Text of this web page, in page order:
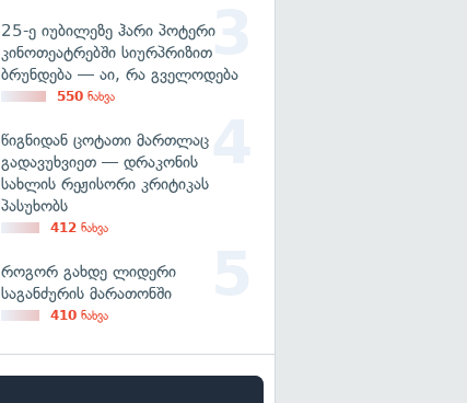
25-ე იუბილეზე ჰარი პოტერი
კინოთეატრებში სიურპრიზით
ბრუნდება — აი, რა გველოდება
550 ნახვა
წიგნიდან ცოტათი მართლაც
გადავუხვიეთ — დრაკონის
სახლის რეჟისორი კრიტიკას
პასუხობს
412 ნახვა
როგორ გახდე ლიდერი
საგანძურის მარათონში
410 ნახვა